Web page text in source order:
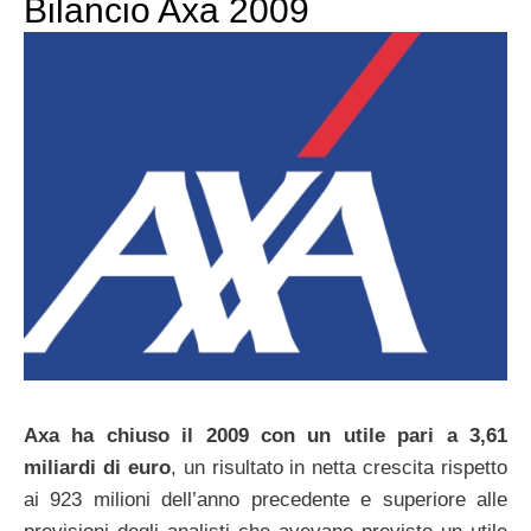
Bilancio Axa 2009
Axa ha chiuso il 2009 con un utile pari a 3,61
miliardi di euro, un risultato in netta crescita rispetto
ai 923 milioni dell’anno precedente e superiore alle